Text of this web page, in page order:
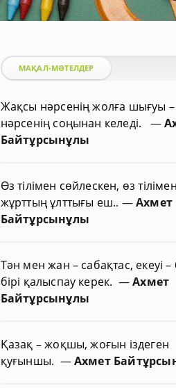
МАҚАЛ-МӘТЕЛДЕР
Жақсы нәрсенің жолға шығуы
нәрсенің соңынан келеді. —
Байтұрсынұлы
Өз тілімен сөйлескен, өз
жұрттың ұлттығы еш.. —Ахмет
Байтұрсынұлы
Тән мен жан – сабақтас, екеуі –
бірі қалыспау керек. —Ахмет
Байтұрсынұлы
Қазақ – жоқшы, жоғын іздеген
қуғыншы. —Ахмет